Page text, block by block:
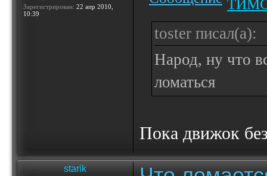
Зарегистрирован: 22 апр 2010,
10:39
toster писал(а):
Народ, ну что
ломаться
Пока движок
starik